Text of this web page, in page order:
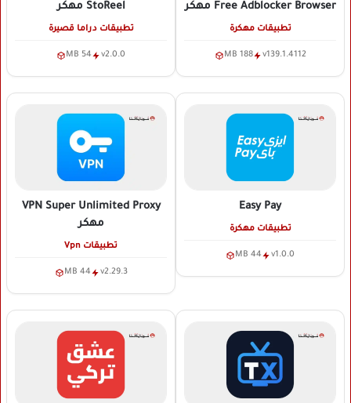
Free Adblocker Browser مهكر
تطبيقات مهكرة
v139.1.4112
188 MB
StoReel مهكر
تطبيقات دراما قصيرة
v2.0.0
54 MB
Easy Pay
تطبيقات مهكرة
v1.0.0
44 MB
VPN Super Unlimited Proxy
مهكر
تطبيقات Vpn
v2.29.3
44 MB